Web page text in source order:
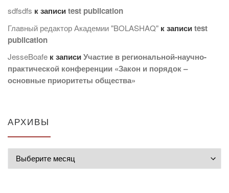
sdfsdfs к записиtest publication
Главный редактор Академии "BOLASHAQ" к записиtest
publication
JesseBoafe к записиУчастие в региональной-научно-
практической конференции «Закон и порядок –
основные приоритеты общества»
АРХИВЫ